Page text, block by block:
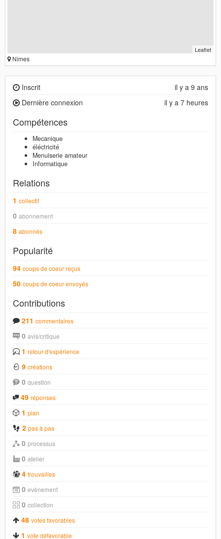
Leaflet
Nîmes
il y a 9 ans
Inscrit
il y a 7 heures
Dernière connexion
Compétences
Mecanique
éléctricité
Menuiserie amateur
Informatique
Relations
1 collectif
0 abonnement
8 abonnés
Popularité
94 coups de coeur reçus
50 coups de coeur envoyés
Contributions
211 commentaires
0 avis/critique
1 retour d'expérience
9 créations
0 question
49 réponses
1 plan
2 pas à pas
0 processus
0 atelier
4 trouvailles
0 evènement
0 collection
48 votes favorables
1 vote défavorable